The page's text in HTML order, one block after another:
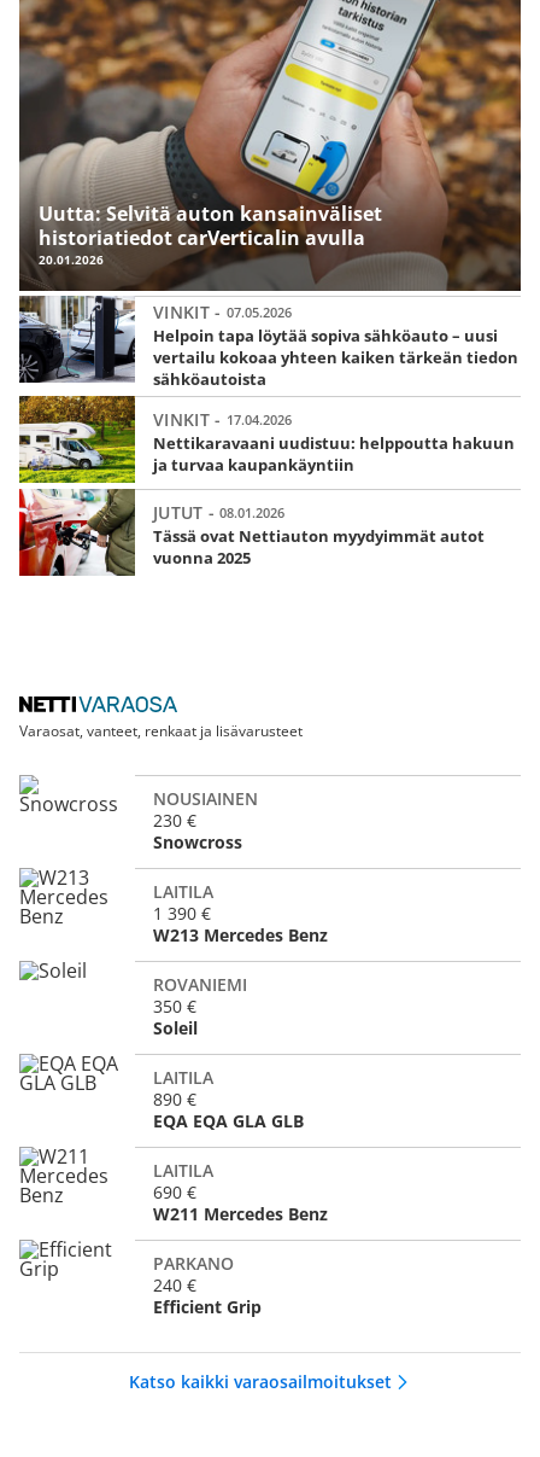
20.01.2026
Uutta: Selvitä auton kansainväliset
historiatiedot carVerticalin avulla
Helpoin tapa löytää sopiva sähköauto – uusi
vertailu kokoaa yhteen kaiken tärkeän tiedon
sähköautoista
VINKIT - 07.05.2026
Nettikaravaani uudistuu: helppoutta hakuun
ja turvaa kaupankäyntiin
VINKIT - 17.04.2026
Tässä ovat Nettiauton myydyimmät autot
vuonna 2025
JUTUT -08.01.2026
Varaosat, vanteet, renkaat ja lisävarusteet
NOUSIAINEN
Snowcross
230 €
LAITILA
W213 Mercedes Benz
1 390 €
ROVANIEMI
Soleil
350 €
LAITILA
EQA EQA GLA GLB
890 €
LAITILA
W211 Mercedes Benz
690 €
PARKANO
Efficient Grip
240 €
Katso kaikki varaosailmoitukset